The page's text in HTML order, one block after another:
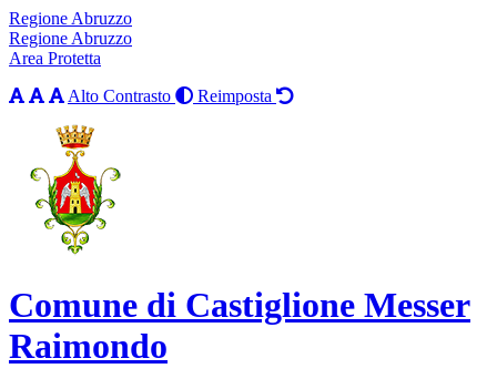
Regione Abruzzo
Regione Abruzzo
Area Protetta
Alto Contrasto
Reimposta
Comune di Castiglione Messer
Raimondo